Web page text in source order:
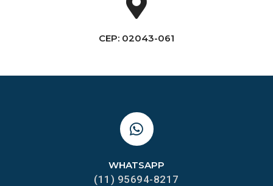
CEP: 02043-061
WHATSAPP
(11) 95694-8217